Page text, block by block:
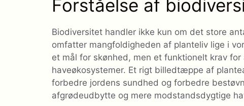
Forståelse af
Biodiversitet handler ikke kun om det store
omfatter mangfoldigheden af ​​planteliv lige i
et mål for skønhed, men et funktionelt krav
haveøkosystemer. Et rigt billedtæppe af
forbedre jordens sundhed og forbedre
afgrødeudbytte og mere modstandsdygtige